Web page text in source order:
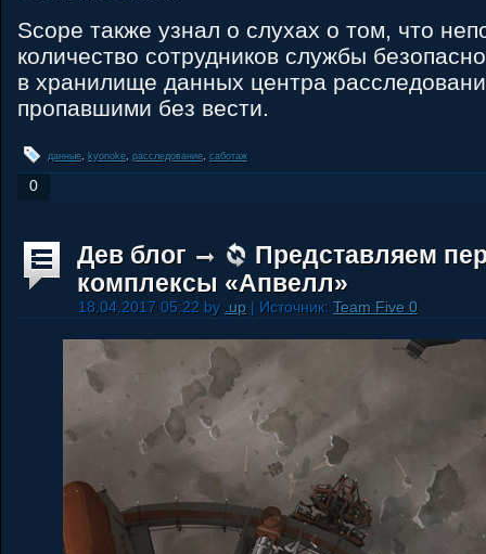
Scope также узнал о слухах о том, что
количество сотрудников службы
в хранилище данных центра
пропавшими без вести.
данные, kyonoke, расследование, саботаж
0
Дев блог
Представляем
комплексы «Апвелл»
18.04.2017 05:22 by .up | Источник: Team Five 0